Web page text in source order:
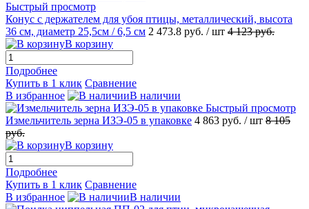
Быстрый просмотр
Конус с держателем для убоя птицы, металлический, высота
36 см, диаметр 25,5см / 6,5 см 2 473.8 руб. / шт 4 123руб.
В корзину
Подробнее
Купить в 1 клик Сравнение
В избранное
В наличии
Быстрый просмотр
Измельчитель зерна ИЗЭ-05 в упаковке 4 863 руб. / шт 8 105
руб.
В корзину
Подробнее
Купить в 1 клик Сравнение
В избранное
В наличии